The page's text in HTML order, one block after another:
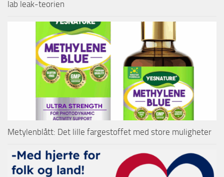
lab leak-teorien
Metylenblått: Det lille fargestoffet med store muligheter